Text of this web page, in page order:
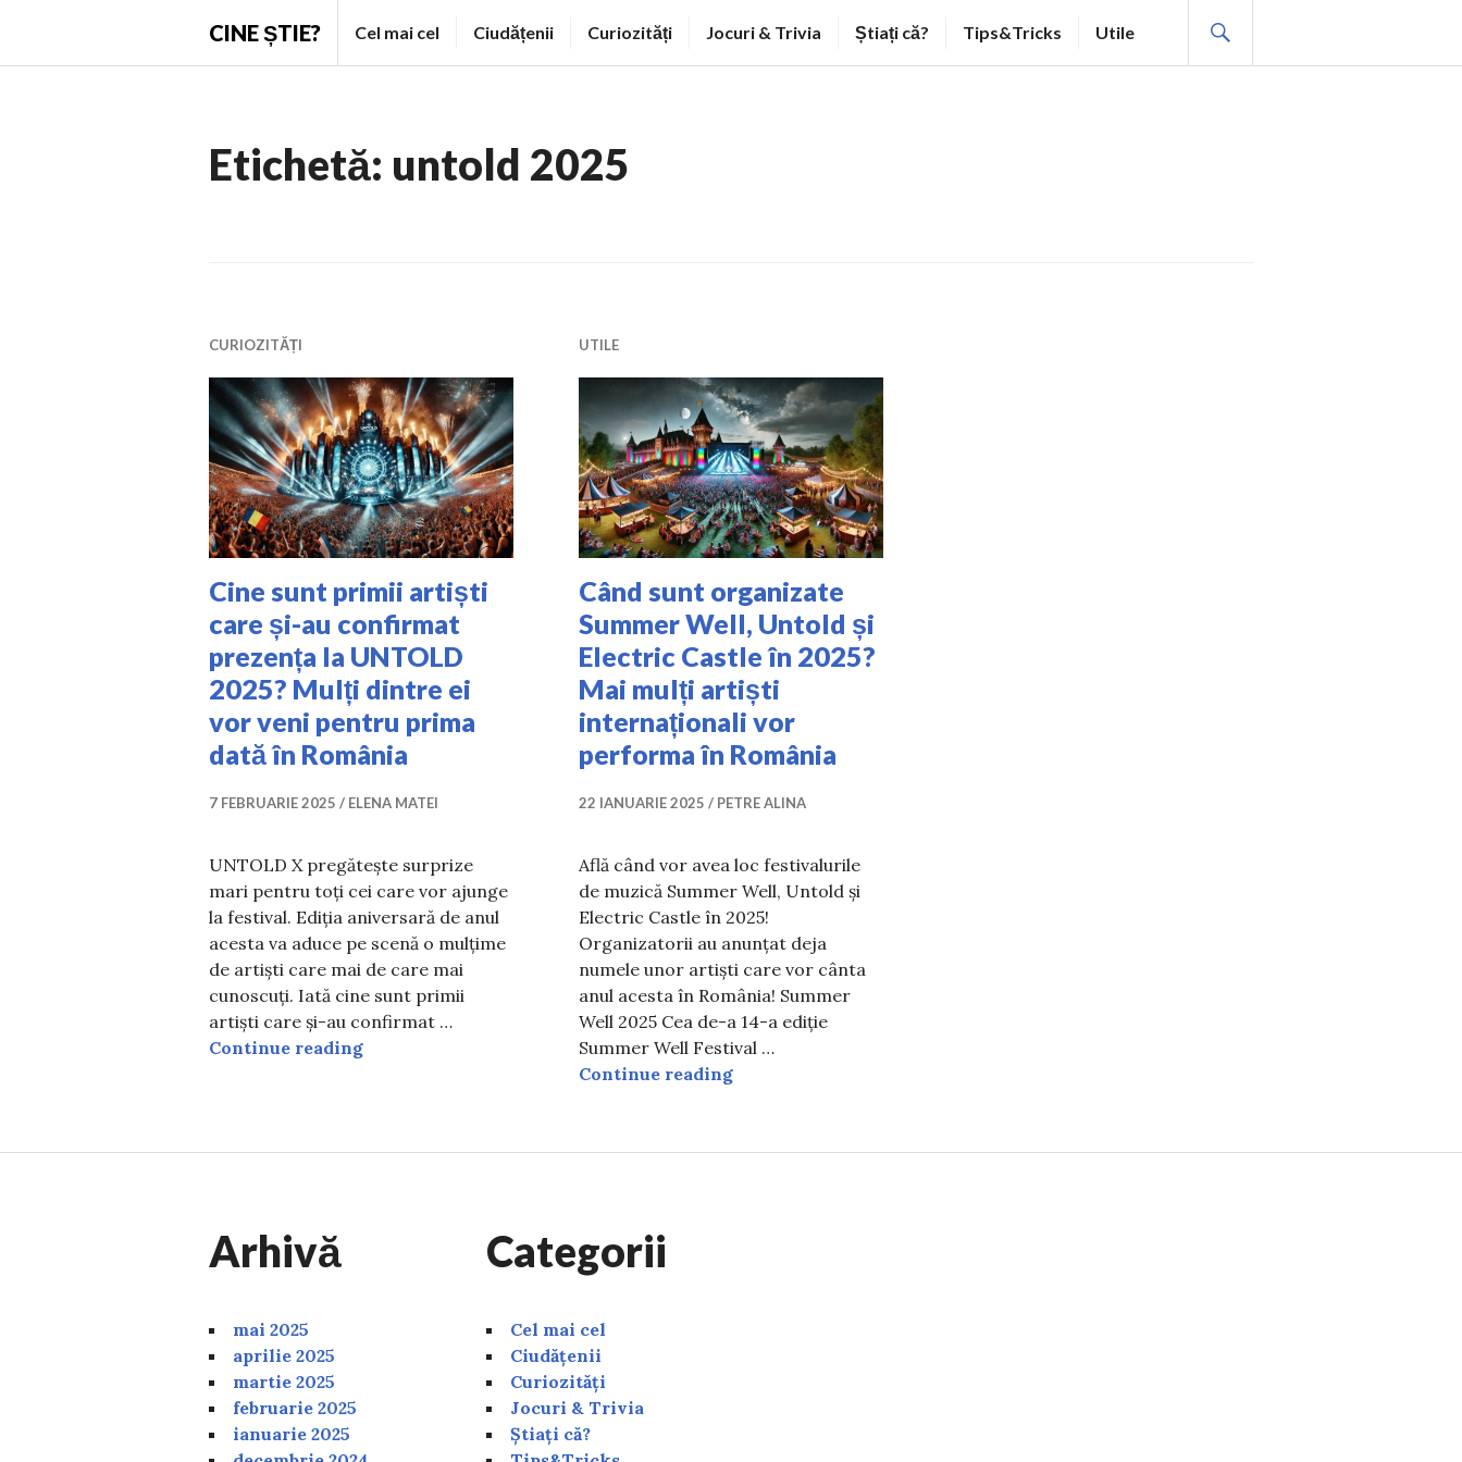
CINE ȘTIE? Cel mai cel Ciudățenii Curiozități Jocuri & Trivia Știați că? Tips&Tricks Utile
Etichetă: untold 2025
CURIOZITĂȚI
Cine sunt primii artiști
care și-au confirmat
prezența la UNTOLD
2025? Mulți dintre ei
vor veni pentru prima
dată în România
7 FEBRUARIE 2025 ELENA MATEI
UNTOLD X pregătește surprize
mari pentru toți cei care vor ajunge
la festival. Ediția aniversară de anul
acesta va aduce pe scenă o mulțime
de artiști care mai de care mai
cunoscuți. Iată cine sunt primii
artiști care și-au confirmat …
Continue readingCine sunt primii artiști care și-au confirmat prezența la UNTOLD 2025? Mulți dintre ei vor veni pentru prima dată în
UTILE
Când sunt organizate
Summer Well, Untold și
Electric Castle în 2025?
Mai mulți artiști
internaționali vor
performa în România
22 IANUARIE 2025 PETRE ALINA
Află când vor avea loc festivalurile
de muzică Summer Well, Untold și
Electric Castle în 2025!
Organizatorii au anunțat deja
numele unor artiști care vor cânta
anul acesta în România! Summer
Well 2025 Cea de-a 14-a ediție
Summer Well Festival …
Continue readingCând sunt organizate Summer Well, Untold și Electric Castle în 2025? Mai mulți
Arhivă
mai 2025
aprilie 2025
martie 2025
februarie 2025
ianuarie 2025
Categorii
Cel mai cel
Ciudățenii
Curiozități
Jocuri & Trivia
Știați că?